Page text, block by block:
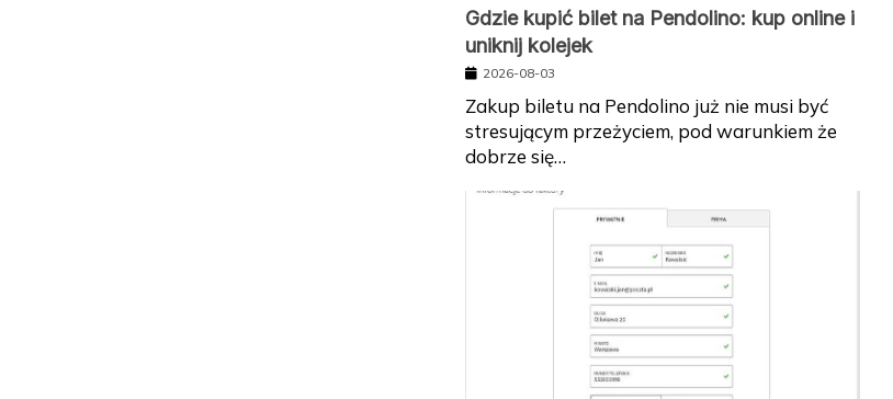
Gdzie kupić bilet na Pendolino: kup online i
uniknij kolejek
2026-08-03
Zakup biletu na Pendolino już nie musi być
stresującym przeżyciem, pod warunkiem że
dobrze się…